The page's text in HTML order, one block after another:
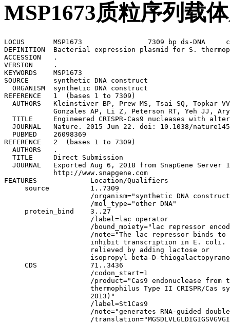
MSP1673质粒序列载
LOCUS       MSP1673                7309 bp ds-DNA
DEFINITION  Bacterial expression plasmid for S.
ACCESSION   .
VERSION     .
KEYWORDS    MSP1673
SOURCE      synthetic DNA construct
  ORGANISM  synthetic DNA construct
REFERENCE   1  (bases 1 to 7309)
AUTHORS   Kleinstiver BP, Prew MS, Tsai SQ, Topkar
Gonzales AP, Li Z, Peterson RT, Yeh JJ,
TITLE     Engineered CRISPR-Cas9 nucleases with
JOURNAL   Nature. 2015 Jun 22. doi: 10.1038/
  PUBMED    26098369
REFERENCE   2  (bases 1 to 7309)
  AUTHORS   .
  TITLE     Direct Submission
JOURNAL   Exported Aug 6, 2018 from SnapGene Server
            http://www.snapgene.com
FEATURES             Location/Qualifiers
     source          1..7309
/organism="synthetic DNA
                     /mol_type="other DNA"
     protein_bind    3..27
                     /label=lac operator
/bound_moiety="lac repressor
/note="The lac repressor binds
inhibit transcription in E.
                     relieved by adding lactose or
isopropyl-beta-D-
     CDS             71..3436
                     /codon_start=1
/product="Cas9 endonuclease from
thermophilus Type II CRISPR/Cas
                     2013)"
                     /label=St1Cas9
/note="generates RNA-guided
/